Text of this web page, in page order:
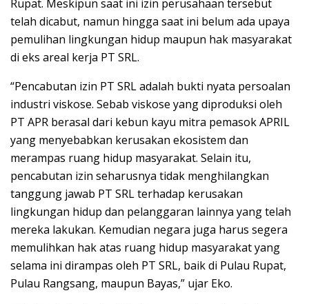
Rupat. Meskipun saat ini izin perusahaan tersebut
telah dicabut, namun hingga saat ini belum ada upaya
pemulihan lingkungan hidup maupun hak masyarakat
di eks areal kerja PT SRL.
“Pencabutan izin PT SRL adalah bukti nyata persoalan
industri viskose. Sebab viskose yang diproduksi oleh
PT APR berasal dari kebun kayu mitra pemasok APRIL
yang menyebabkan kerusakan ekosistem dan
merampas ruang hidup masyarakat. Selain itu,
pencabutan izin seharusnya tidak menghilangkan
tanggung jawab PT SRL terhadap kerusakan
lingkungan hidup dan pelanggaran lainnya yang telah
mereka lakukan. Kemudian negara juga harus segera
memulihkan hak atas ruang hidup masyarakat yang
selama ini dirampas oleh PT SRL, baik di Pulau Rupat,
Pulau Rangsang, maupun Bayas,” ujar Eko.